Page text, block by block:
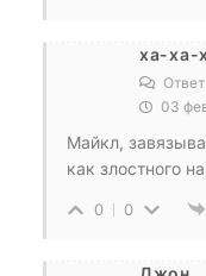
ха-ха-
03
Майкл,
как злостного
0 0